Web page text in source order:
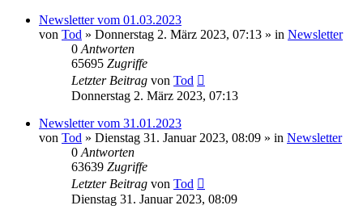
Newsletter vom 01.03.2023
von Tod » Donnerstag 2. März 2023, 07:13 » in Newsletter
0 Antworten
65695 Zugriffe
Letzter Beitrag von Tod
Donnerstag 2. März 2023, 07:13
Newsletter vom 31.01.2023
von Tod » Dienstag 31. Januar 2023, 08:09 » in Newsletter
0 Antworten
63639 Zugriffe
Letzter Beitrag von Tod
Dienstag 31. Januar 2023, 08:09